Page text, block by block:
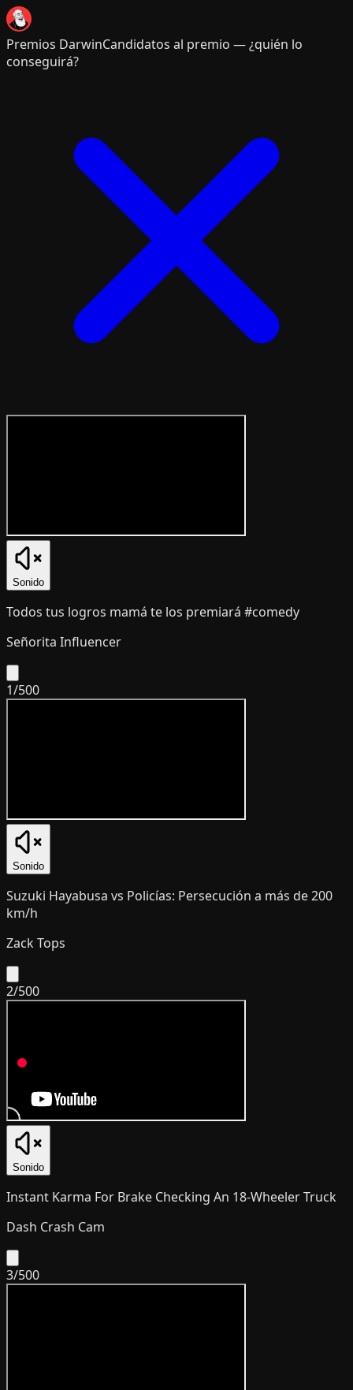
Premios DarwinCandidatos al premio — ¿quién lo
conseguirá?
Sonido
Todos tus logros mamá te los premiará #comedy
Señorita Influencer
1/500
Sonido
Suzuki Hayabusa vs Policías: Persecución a más de 200
km/h
Zack Tops
2/500
Sonido
Instant Karma For Brake Checking An 18-Wheeler Truck
Dash Crash Cam
3/500